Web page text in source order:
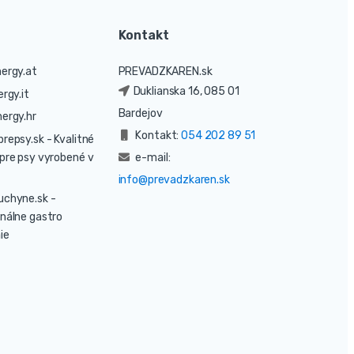
- Kvalitné
psy vyrobené v
-
gastro
Kontakt
PREVADZKAREN.sk
Duklianska 16, 085 01
Bardejov
Kontakt:054 202 89 51
e-mail:
info@prevadzkaren.sk